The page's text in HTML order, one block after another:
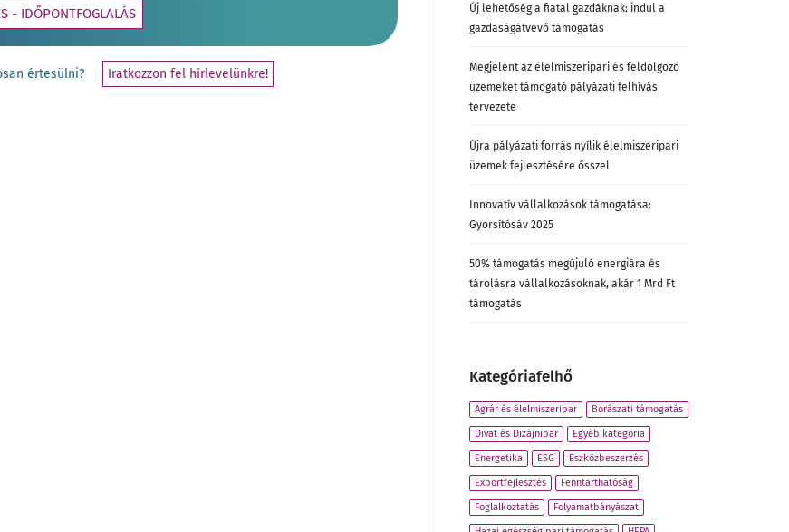
- IDŐPONTFOGLALÁS
értesülni? Iratkozzon fel hírlevelünkre!
Új lehetőség a fiatal gazdáknak: indul a
gazdaságátvevő támogatás
Megjelent az élelmiszeripari és feldolgozó
üzemeket támogató pályázati felhívás
tervezete
Újra pályázati forrás nyílik élelmiszeripari
üzemek fejlesztésére ősszel
Innovatív vállalkozások támogatása:
Gyorsítósáv 2025
50% támogatás megújuló energiára és
tárolásra vállalkozásoknak, akár 1 Mrd Ft
támogatás
Kategóriafelhő
Agrár és élelmiszeripar Borászati támogatás
Divat és Dizájnipar Egyéb kategória
Energetika ESG Eszközbeszerzés
Exportfejlesztés Fenntarthatóság
Foglalkoztatás Folyamatbányászat